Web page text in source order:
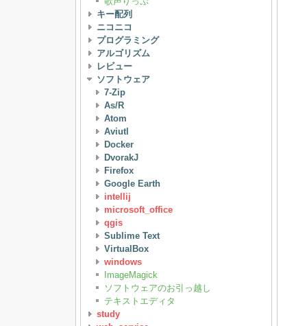
キー配列
ニコニコ
プログラミング
アルゴリズム
レビュー
ソフトウェア
7-Zip
As/R
Atom
Aviutl
Docker
DvorakJ
Firefox
Google Earth
intellij
microsoft_office
qgis
Sublime Text
VirtualBox
windows
ImageMagick
ソフトウェアのお引っ越し
テキストエディタ
study